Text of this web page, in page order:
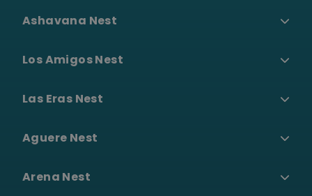
Ashavana Nest
Los Amigos Nest
Las Eras Nest
Aguere Nest
Arena Nest